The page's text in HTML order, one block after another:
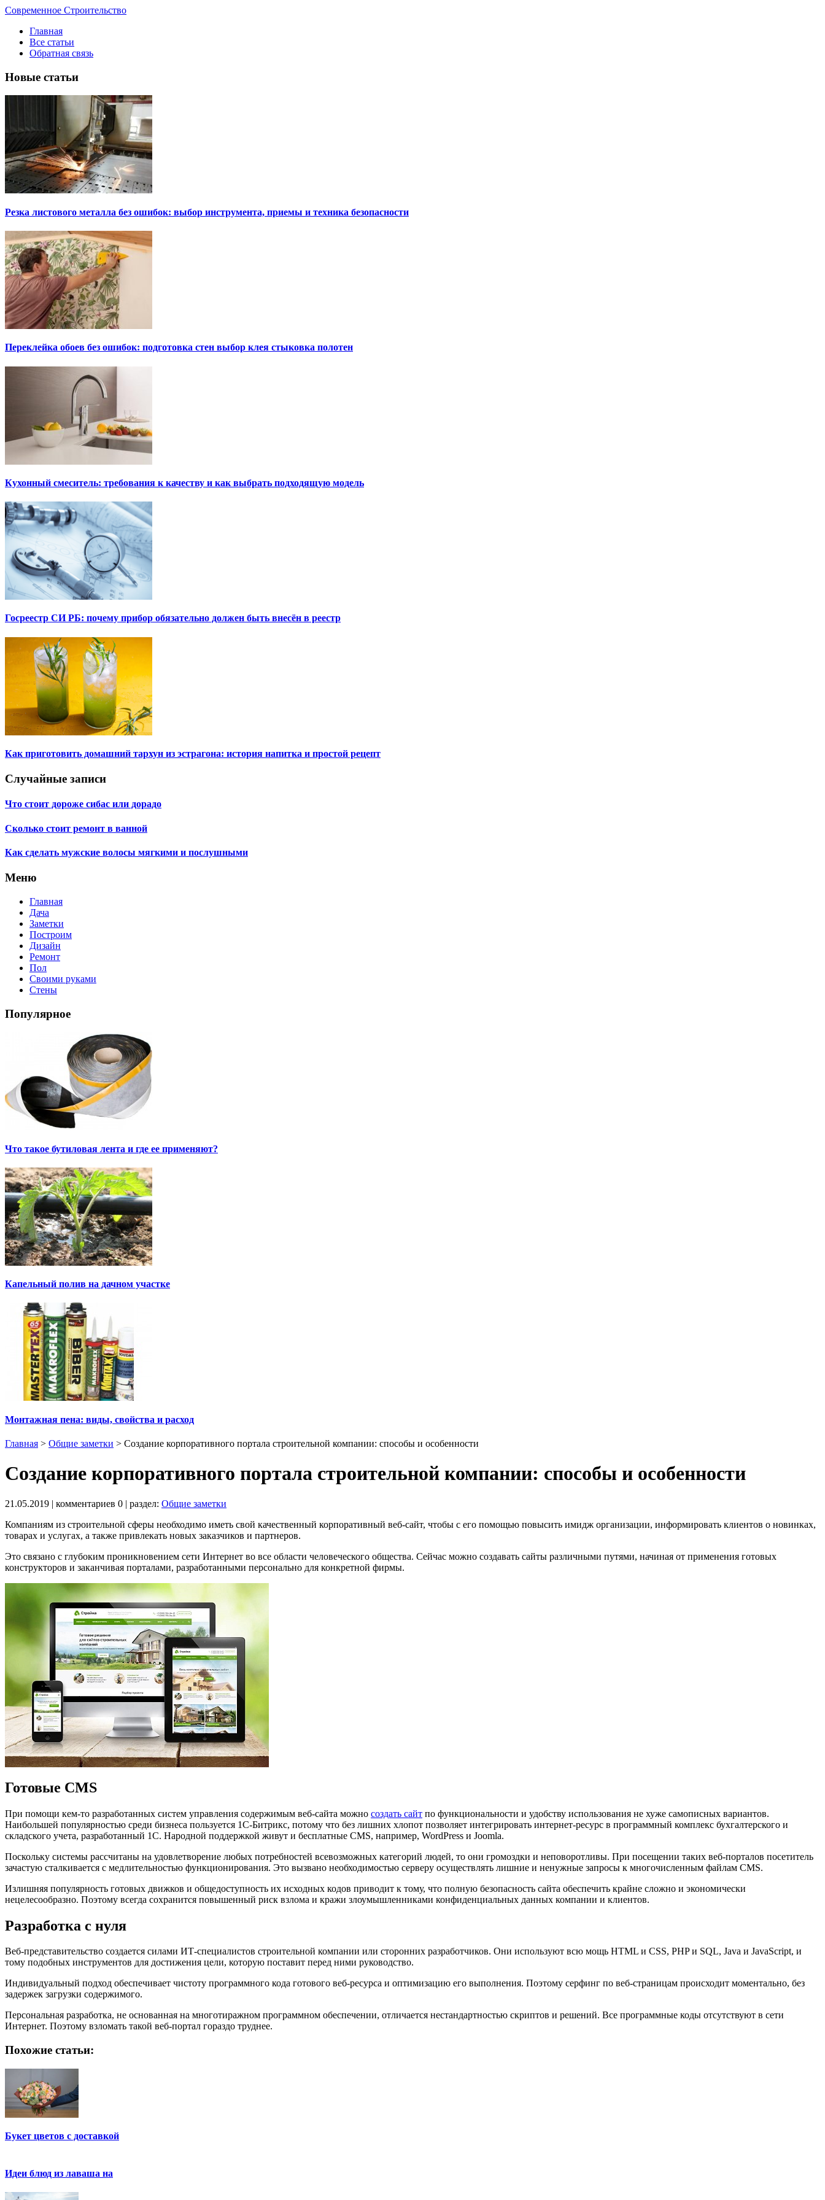
Современное Строительство
Главная
Все статьи
Обратная связь
Новые статьи
Резка листового металла без ошибок: выбор инструмента, приемы и техника безопасности
Переклейка обоев без ошибок: подготовка стен выбор клея стыковка полотен
Кухонный смеситель: требования к качеству и как выбрать подходящую модель
Госреестр СИ РБ: почему прибор обязательно должен быть внесён в реестр
Как приготовить домашний тархун из эстрагона: история напитка и простой рецепт
Случайные записи
Что стоит дороже сибас или дорадо
Сколько стоит ремонт в ванной
Как сделать мужские волосы мягкими и послушными
Меню
Главная
Дача
Заметки
Построим
Дизайн
Ремонт
Пол
Своими руками
Стены
Популярное
Что такое бутиловая лента и где ее применяют?
Капельный полив на дачном участке
Монтажная пена: виды, свойства и расход
Главная > Общие заметки > Создание корпоративного портала строительной компании: способы и особенности
Создание корпоративного портала строительной компании: способы и особенности
21.05.2019 | комментариев 0 | раздел: Общие заметки
Компаниям из строительной сферы необходимо иметь свой качественный корпоративный веб-сайт, чтобы с его помощью повысить имидж организации, информировать клиентов о новинках,
товарах и услугах, а также привлекать новых заказчиков и партнеров.
Это связано с глубоким проникновением сети Интернет во все области человеческого общества. Сейчас можно создавать сайты различными путями, начиная от применения готовых
конструкторов и заканчивая порталами, разработанными персонально для конкретной фирмы.
Готовые CMS
При помощи кем-то разработанных систем управления содержимым веб-сайта можно создать сайт по функциональности и удобству использования не хуже самописных вариантов.
Наибольшей популярностью среди бизнеса пользуется 1С-Битрикс, потому что без лишних хлопот позволяет интегрировать интернет-ресурс в программный комплекс бухгалтерского и
складского учета, разработанный 1С. Народной поддержкой живут и бесплатные CMS, например, WordPress и Joomla.
Поскольку системы рассчитаны на удовлетворение любых потребностей всевозможных категорий людей, то они громоздки и неповоротливы. При посещении таких веб-порталов посетитель
зачастую сталкивается с медлительностью функционирования. Это вызвано необходимостью серверу осуществлять лишние и ненужные запросы к многочисленным файлам CMS.
Излишняя популярность готовых движков и общедоступность их исходных кодов приводит к тому, что полную безопасность сайта обеспечить крайне сложно и экономически
нецелесообразно. Поэтому всегда сохранится повышенный риск взлома и кражи злоумышленниками конфиденциальных данных компании и клиентов.
Разработка с нуля
Веб-представительство создается силами ИТ-специалистов строительной компании или сторонних разработчиков. Они используют всю мощь HTML и CSS, PHP и SQL, Java и JavaScript, и
тому подобных инструментов для достижения цели, которую поставит перед ними руководство.
Индивидуальный подход обеспечивает чистоту программного кода готового веб-ресурса и оптимизацию его выполнения. Поэтому серфинг по веб-страницам происходит моментально, без
задержек загрузки содержимого.
Персональная разработка, не основанная на многотиражном программном обеспечении, отличается нестандартностью скриптов и решений. Все программные коды отсутствуют в сети
Интернет. Поэтому взломать такой веб-портал гораздо труднее.
Похожие статьи:
Букет цветов с доставкой
Идеи блюд из лаваша на